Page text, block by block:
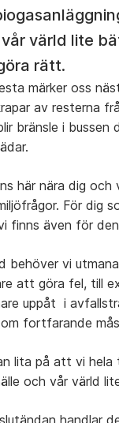
värld lite
rätt.
märker oss
av resterna
bränsle i bussen
här nära dig och
För dig
finns även för
behöver vi
att göra fel, till
uppåt i
fortfarande
lita på att vi
och vår värld
handlar